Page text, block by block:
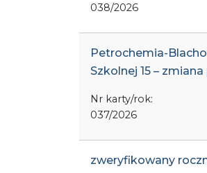
038/2026
Petrochemia-
Szkolnej 15 –
Nr karty/rok:
037/2026
zweryfikowany